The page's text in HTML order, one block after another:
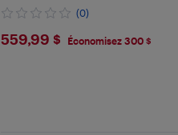
Resistant Cover for Large Breeds,
(0)
$559.99
559,99 $ Économisez 300 $